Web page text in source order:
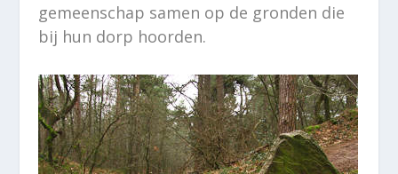
gemeenschap samen op de gronden die
bij hun dorp hoorden.